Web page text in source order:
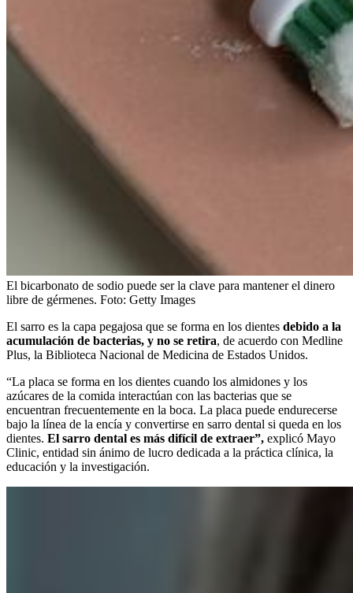
El bicarbonato de sodio puede ser la clave para mantener el dinero
libre de gérmenes. Foto: Getty Images
El sarro es la capa pegajosa que se forma en los dientes debido a la
acumulación de bacterias, y no se retira, de acuerdo con Medline
Plus, la Biblioteca Nacional de Medicina de Estados Unidos.
“La placa se forma en los dientes cuando los almidones y los
azúcares de la comida interactúan con las bacterias que se
encuentran frecuentemente en la boca. La placa puede endurecerse
bajo la línea de la encía y convertirse en sarro dental si queda en los
dientes. El sarro dental es más difícil de extraer”, explicó Mayo
Clinic, entidad sin ánimo de lucro dedicada a la práctica clínica, la
educación y la investigación.